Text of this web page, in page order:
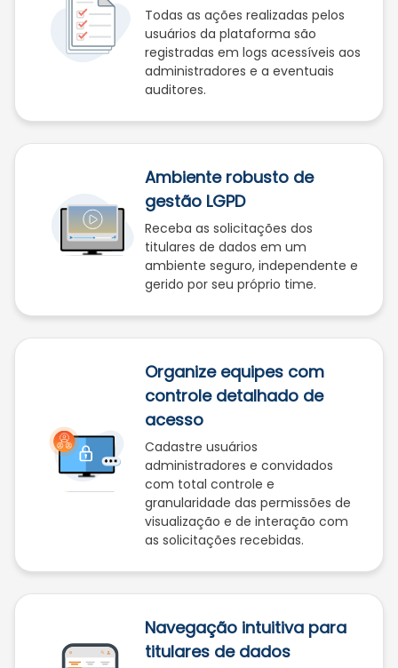
Todas as ações realizadas pelos
usuários da plataforma são
registradas em logs acessíveis aos
administradores e a eventuais
auditores.
Ambiente robusto de
gestão LGPD
Receba as solicitações dos
titulares de dados em um
ambiente seguro, independente e
gerido por seu próprio time.
Organize equipes com
controle detalhado de
acesso
Cadastre usuários
administradores e convidados
com total controle e
granularidade das permissões de
visualização e de interação com
as solicitações recebidas.
Navegação intuitiva para
titulares de dados